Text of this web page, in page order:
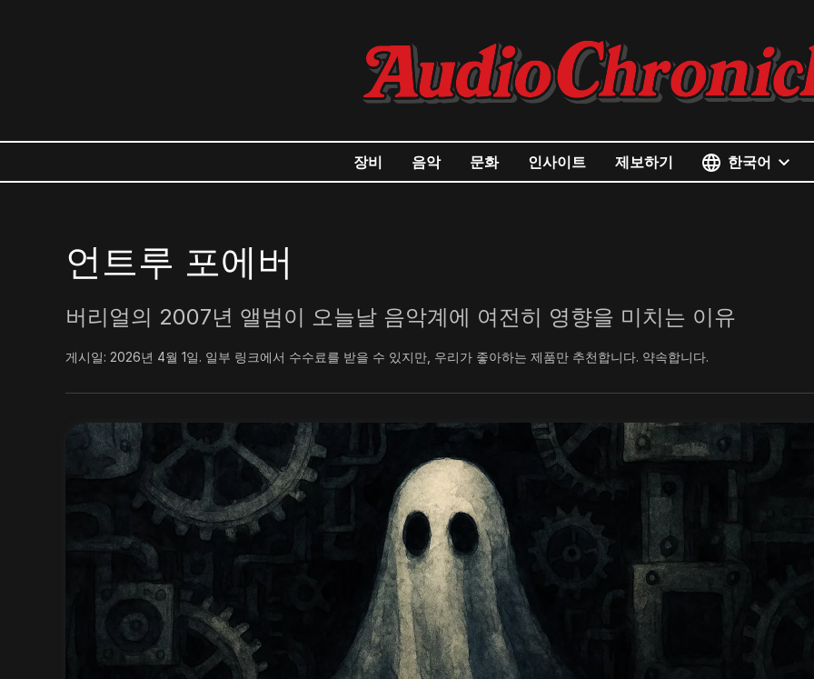
장비 음악 문화 인사이트 제보하기 한국어
언트루 포에버
버리얼의 2007년 앨범이 오늘날 음악계에 여전히 영향을 미치는 이유
게시일: 2026년 4월 1일. 일부 링크에서 수수료를 받을 수 있지만, 우리가 좋아하는 제품만 추천합니다. 약속합니다.